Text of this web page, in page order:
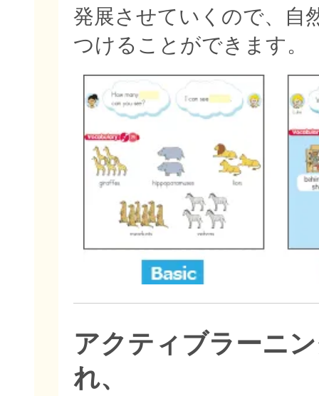
発展させていくので、自
つけることができます。
アクティブラーニ
れ、